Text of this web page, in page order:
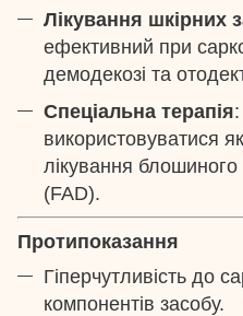
Лікування шкірних
ефективний при
демодекозі та
Спеціальна терапія
використовуватися
лікування блошиного
(FAD).
Протипоказання
Гіперчутливість до
компонентів засобу.